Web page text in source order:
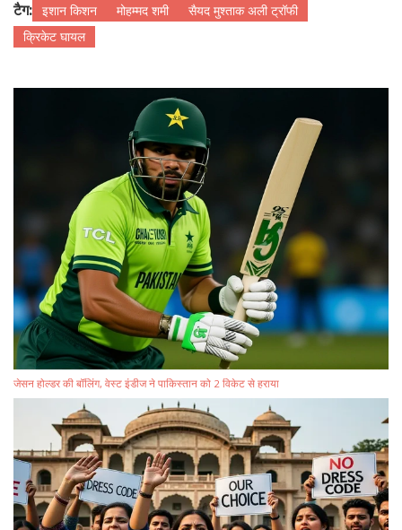
टैग: इशान किशन मोहम्मद शमी
सैयद मुश्ताक अली ट्रॉफी
क्रिकेट घायल
जेसन होल्डर की बॉलिंग, वेस्ट इंडीज ने पाकिस्तान को 2 विकेट से हराया